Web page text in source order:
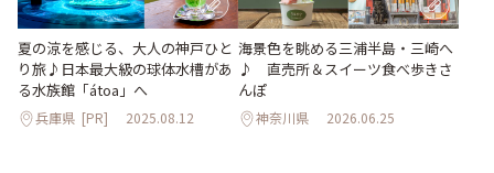
夏の涼を感じる、大人の神戸ひと
り旅♪日本最大級の球体水槽があ
る水族館「átoa」へ
兵庫県 [PR] 2025.08.12
海景色を眺める三浦半島・三崎へ
♪ 直売所＆スイーツ食べ歩きさ
んぽ
神奈川県 2026.06.25